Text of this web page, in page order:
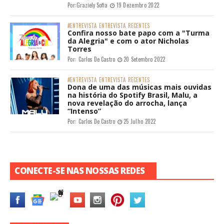
Por:Graziely Sofia 19 Dezembro 2022
#ENTREVISTA ENTREVISTA RECENTES
Confira nosso bate papo com a "Turma
da Alegria" e com o ator Nicholas
Torres
Por: Carlos De Castro 20 Setembro 2022
#ENTREVISTA ENTREVISTA RECENTES
Dona de uma das músicas mais ouvidas
na história do Spotify Brasil, Malu, a
nova revelação do arrocha, lança
“Intenso”
Por: Carlos De Castro 25 Julho 2022
CONECTE-SE NAS NOSSAS REDES